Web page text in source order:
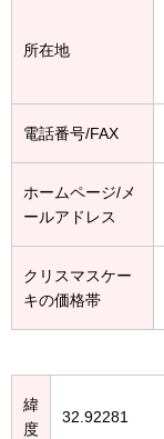
所在地
電話番号/FAX
ホームページ/メ
ールアドレス
クリスマスケー
キの価格帯
緯
度
32.92281